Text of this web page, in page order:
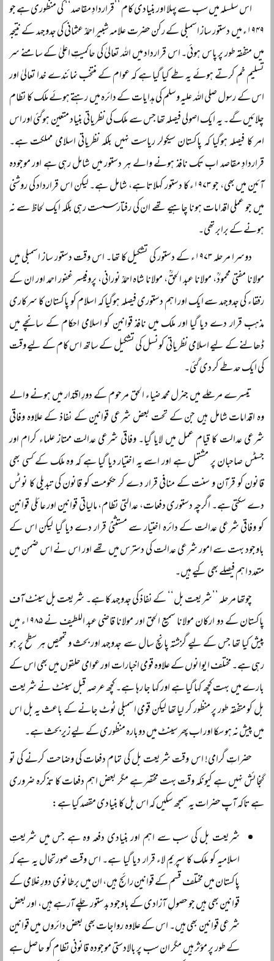
اس سلسلہ میں سب سے پہلا اور بنیادی کام ’’قراردادِ مقاصد‘‘ کی منظوری ہے جو
۱۹۴۹ء میں دستور ساز اسمبلی کے رکن حضرت علامہ شبیر احمدؒ عثمانی کی جدوجہد کے نتیجہ
میں متفقہ طور پر پاس ہوئی۔ اس قرارداد میں اللہ تعالیٰ کی حاکمیتِ اعلیٰ کے سامنے سر
تسلیم خم کرتے ہوئے یہ طے کیا گیا ہے کہ عوام کے منتخب نمائندے خدا تعالیٰ اور
اس کے رسول صلی اللہ علیہ وسلم کی ہدایات کے دائرہ میں رہتے ہوئے ملک کا نظام
چلائیں گے۔ یہ ایک اصولی فیصلہ تھا جس سے ملک کی نظریاتی بنیاد متعین ہوگئی اور اس
امر کا فیصلہ ہوگیا کہ پاکستان سیکولر ریاست نہیں بلکہ نظریاتی اسلامی مملکت ہے۔
قراردادِ مقاصد اب تک نافذ ہونے والے ہر دستور میں شامل رہی ہے اور موجودہ
آئین میں بھی، جو ۱۹۷۳ء کا دستور کہلاتا ہے، شامل ہے۔ لیکن اس قرارداد کی روشنی
میں جو عملی اقدامات ہونا چاہیے تھے ان کی رفتار سست رہی بلکہ ایک لحاظ سے نہ
ہونے کے برابر تھی۔
دوسرا مرحلہ ۱۹۷۳ء کے دستور کی تشکیل کا تھا۔ اس وقت دستور ساز اسمبلی میں
مولانا مفتی محمودؒ، مولانا عبد الحقؒ، مولانا شاہ احمدؒ نورانی، پروفیسر غفور احمد اور ان کے
رفقاء کی جدوجہد سے ایک اور اہم دستوری فیصلہ ہوگیا کہ اسلام کو پاکستان کا سرکاری
مذہب قرار دے دیا گیا اور ملک میں نافذ قوانین کو اسلامی احکام کے سانچے میں
ڈھالنے کے لیے اسلامی نظریاتی کونسل کی تشکیل کے ساتھ اس کام کے لیے وقت
کی ایک حد طے کر دی گئی۔
تیسرے مرحلے میں جنرل محمد ضیاء الحق مرحوم کے دورِ اقتدار میں ہونے والے
وہ اقدامات شامل ہیں جن کے تحت بعض شرعی قوانین کے نفاذ کے علاوہ وفاقی
شرعی عدالت کا قیام عمل میں لایا گیا۔ وفاقی شرعی عدالت ممتاز علماء کرام اور
جسٹس صاحبان پر مشتمل ہے اور اسے یہ اختیار دیا گیا ہے کہ وہ ملک کے کسی بھی
قانون کو قرآن و سنت کے منافی قرار دے کر حکومت کو قانون کی تبدیلی کا نوٹس
دے سکتی ہے۔ اگرچہ دستوری دفعات، عدالتی نظام، مالیاتی قوانین اور عائلی قوانین
کو وفاقی شرعی عدالت کے دائرہ اختیار سے مستثنیٰ قرار دے دیا گیا لیکن اس کے
باوجود بہت سے امور شرعی عدالت کی دسترس میں تھے اور اس نے اس ضمن میں
متعدد اہم فیصلے بھی کیے ہیں۔
چوتھا مرحلہ ’’شریعت بل‘‘ کے نفاذ کی جدوجہد کا ہے۔ شریعت بل سینٹ آف
پاکستان کے دو ارکان مولانا سمیع الحق اور مولانا قاضی عبد اللطیف نے ۱۹۸۵ء میں
پیش کیا تھا جس کے لیے گزشتہ پانچ سال سے جدوجہد اور بحث و تمحیص ہر سطح پر ہو
رہی ہے۔ مختلف ایوانوں کے علاوہ قومی اخبارات اور عوامی حلقوں میں بھی اس کے
بارے میں بہت کچھ کہا گیا ہے اور کہا جا رہا ہے۔ کچھ عرصہ قبل سینٹ نے شریعت
بل کو متفقہ طور پر منظور کر لیا تھا لیکن قومی اسمبلی ٹوٹ جانے کے باعث یہ بل اس
میں پیش نہ ہو سکا اور اب پھر سینٹ میں دوبارہ منظوری کے لیے زیر بحث ہے۔
حضراتِ گرامی! اس وقت شریعت بل کی تمام دفعات کی وضاحت کرنے کی تو
گنجائش نہیں ہے کیونکہ وقت بہت مختصر ہے مگر بعض اہم دفعات کا تذکرہ ضروری
ہے تاکہ آپ حضرات یہ سمجھ سکیں کہ اس بل کا بنیادی مقصد کیا ہے:
شریعت بل کی سب سے اہم اور بنیادی دفعہ وہ ہے جس میں شریعتِ
اسلامیہ کو ملک کا سپریم لاء قرار دیا گیا ہے۔ اس وقت صورتحال یہ ہے کہ
پاکستان میں مختلف قسم کے قوانین رائج ہیں، ان میں برطانوی دورِ غلامی کے
قوانین بھی ہیں جو حصولِ آزادی کے باوجود بدستور چلے آرہے ہیں، اور بعض
شرعی قوانین بھی ہیں۔ اس کے علاوہ رواجات بھی بعض دائروں میں قوانین
کے طور پر مؤثر ہیں مگر ان سب پر بالادستی موجودہ قانونی نظام کو حاصل ہے